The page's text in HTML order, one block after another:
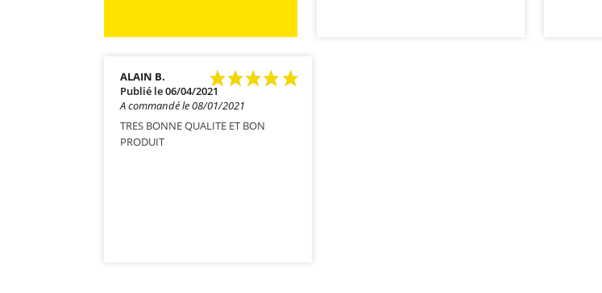
ALAIN B.
Publié le 06/04/2021
A commandé le 08/01/2021
TRES BONNE QUALITE ET BON
PRODUIT